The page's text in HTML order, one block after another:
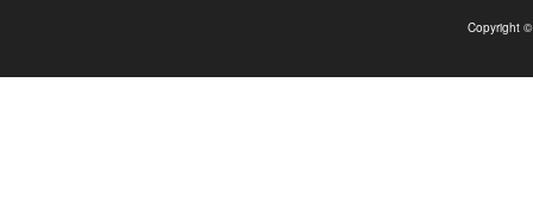
Copyright